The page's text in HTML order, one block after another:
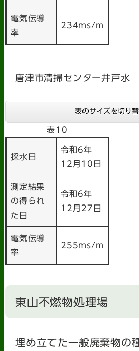
電気伝導
率
234ms/m
唐津市清掃センター井戸水
表のサイズを切り
表10
採水日
令和6年
12月10日
測定結果
の得られ
た日
令和6年
12月27日
電気伝導
率
255ms/m
東山不燃物処理場
埋め立てた一般廃棄物の